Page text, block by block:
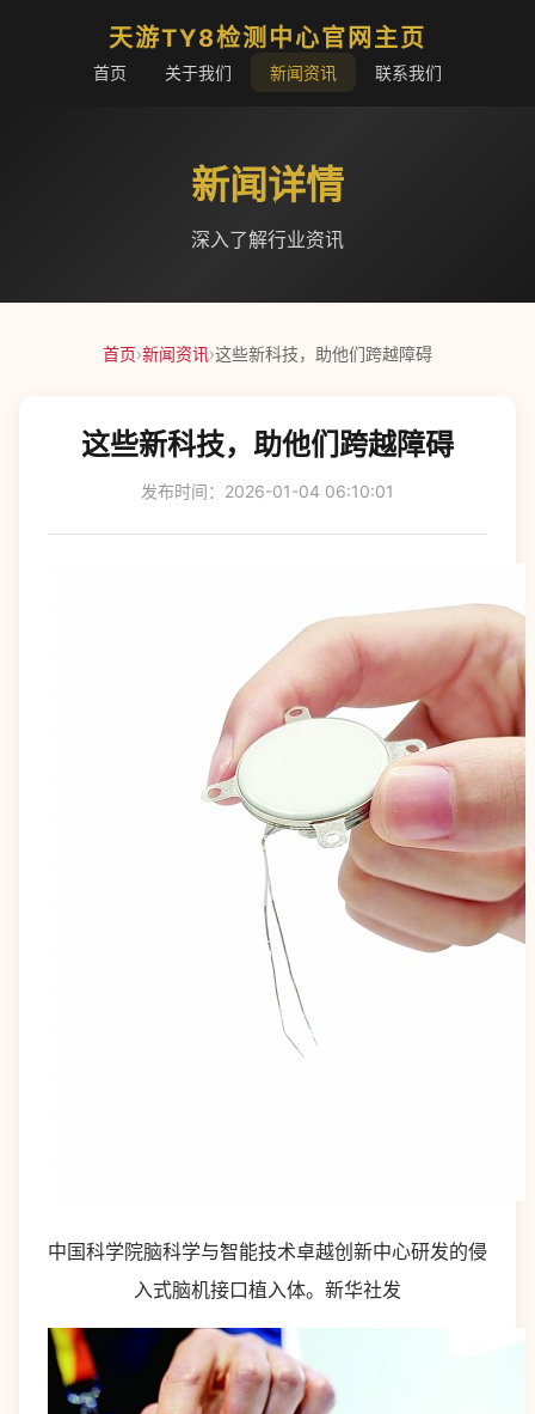
天游TY8检测中心官网主页
首页 关于我们 新闻资讯 联系我们
新闻详情
深入了解行业资讯
首页›新闻资讯›这些新科技，助他们跨越障碍
这些新科技，助他们跨越障碍
发布时间：2026-01-04 06:10:01
中国科学院脑科学与智能技术卓越创新中心研发的侵
入式脑机接口植入体。新华社发